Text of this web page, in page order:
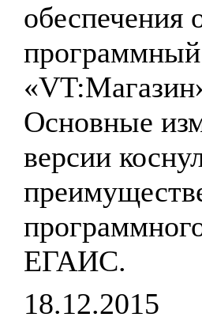
обеспечения
Основные
версии
ЕГАИС.
18.12.2015